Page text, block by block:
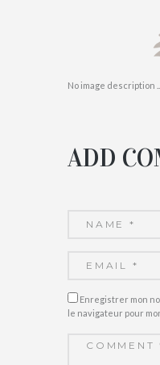
No image description ...
ADD
Enregistrer mon
le navigateur pour